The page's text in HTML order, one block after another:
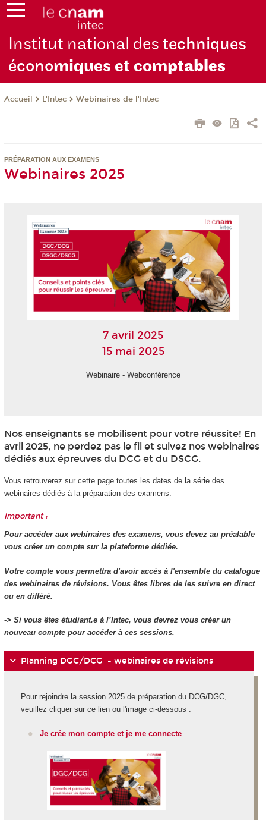
Institut national destechniques
économiques et comptables
Accueil L'Intec Webinaires de l'Intec
PRÉPARATION AUX EXAMENS
Webinaires 2025
7 avril 2025
15 mai 2025
Webinaire - Webconférence
Nos enseignants se mobilisent pour votre réussite! En
avril 2025, ne perdez pas le fil et suivez nos webinaires
dédiés aux épreuves du DCG et du DSCG.
Vous retrouverez sur cette page toutes les dates de la série des
webinaires dédiés à la préparation des examens.
Important :
Pour accéder aux webinaires des examens, vous devez au préalable
vous créer un compte sur la plateforme dédiée.
Votre compte vous permettra d'avoir accès à l'ensemble du catalogue
des webinaires de révisions. Vous êtes libres de les suivre en direct
ou en différé.
-> Si vous êtes étudiant.e à l’Intec, vous devrez vous créer un
nouveau compte pour accéder à ces sessions.
Planning DGC/DCG - webinaires de révisions
Pour rejoindre la session 2025 de préparation du DCG/DGC,
veuillez cliquer sur ce lien ou l'image ci-dessous :
Je crée mon compte et je me connecte